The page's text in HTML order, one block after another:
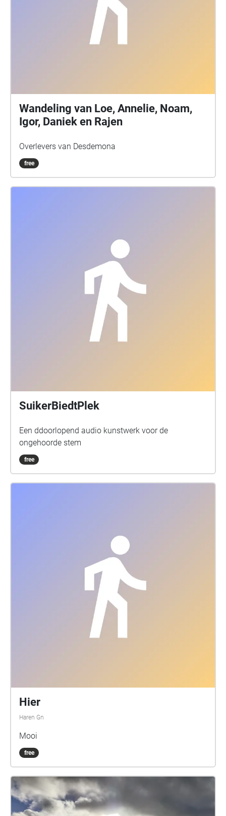
Maßnahme wird mitfinanziert durch Steuermittel auf
der Grundlage des vom Sächsischen Landtag
beschlossenen Haushaltes.
Wandeling van Loe, Annelie, Noam,
Igor, Daniek en Rajen
Overlevers van Desdemona
free
SuikerBiedtPlek
Een ddoorlopend audio kunstwerk voor de
ongehoorde stem
free
Hier
Haren Gn
Mooi
free